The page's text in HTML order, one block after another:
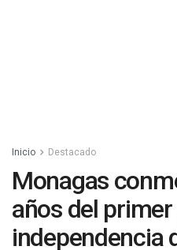
Inicio Destacado
Monagas
años del
independencia